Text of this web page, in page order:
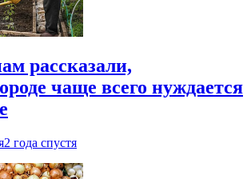
рассказали,
чаще всего нуждается
2 года спустя